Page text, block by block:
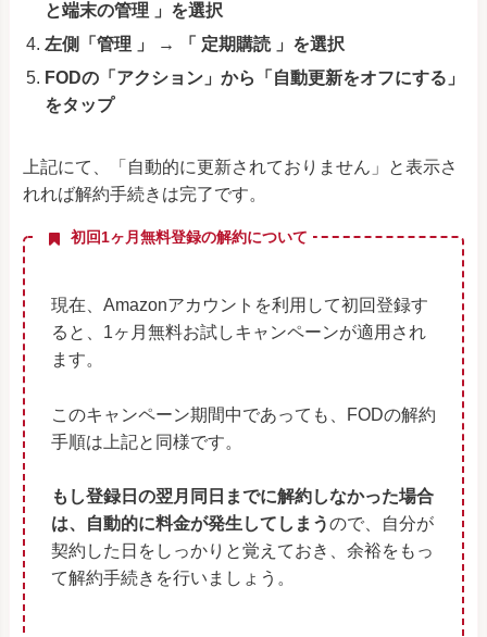
と端末の管理 」を選択
左側「管理 」 → 「 定期購読 」を選択
FODの「アクション」から「自動更新をオフにする」
をタップ
上記にて、「自動的に更新されておりません」と表示さ
れれば解約手続きは完了です。
初回1ヶ月無料登録の解約について
現在、Amazonアカウントを利用して初回登録す
ると、1ヶ月無料お試しキャンペーンが適用され
ます。
このキャンペーン期間中であっても、FODの解約
手順は上記と同様です。
もし登録日の翌月同日までに解約しなかった場合
は、自動的に料金が発生してしまうので、自分が
契約した日をしっかりと覚えておき、余裕をもっ
て解約手続きを行いましょう。